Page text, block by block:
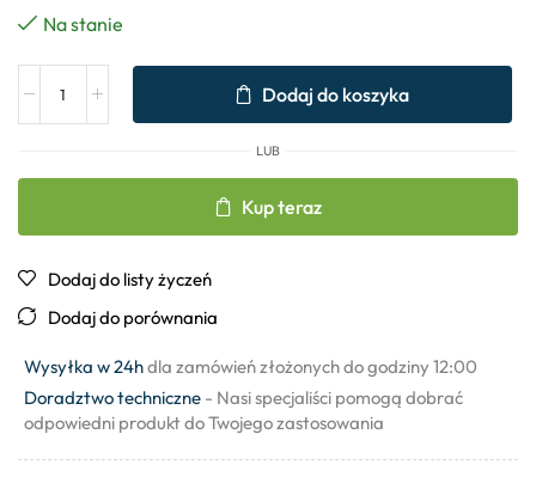
Na stanie
Dodaj do koszyka
LUB
Kup teraz
Dodaj do listy życzeń
Dodaj do porównania
Wysyłka w 24hdla zamówień złożonych do godziny 12:00
Doradztwo techniczne - Nasi specjaliści pomogą dobrać
odpowiedni produkt do Twojego zastosowania